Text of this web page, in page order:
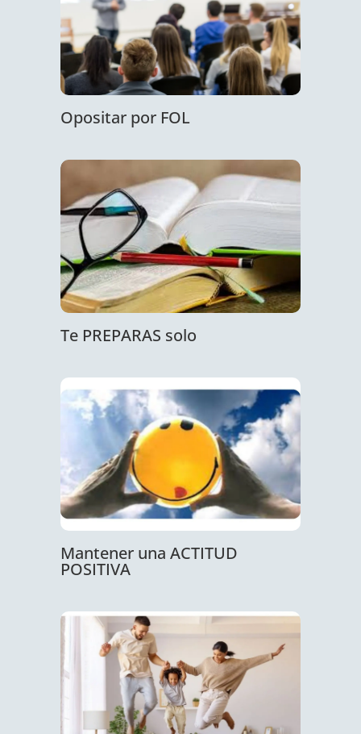
Opositar por FOL
Te PREPARAS solo
Mantener una ACTITUD
POSITIVA